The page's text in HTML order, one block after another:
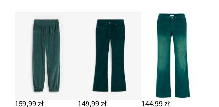
159,99 zł 149,99 zł 144,99 zł